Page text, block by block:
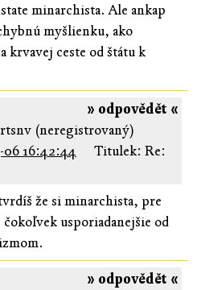
minarchista. Ale ankap
myšlienku, ako
krvavej ceste od štátu k
» odpovědět «
(neregistrovaný)
06 16:42:44
Titulek: Re:
že si minarchista, pre
usporiadanejšie od
» odpovědět «